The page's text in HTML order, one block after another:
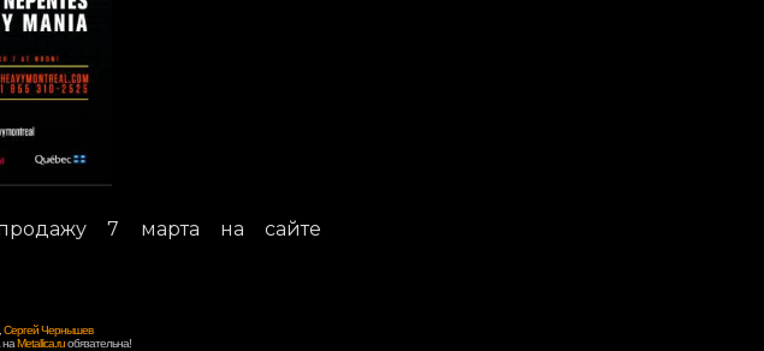
7 марта на сайте
Сергей Чернышев
наMetallica.ruобязательна!